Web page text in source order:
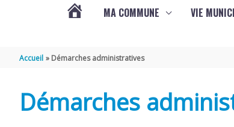
MA COMMUNE VIE
Accueil Démarches administratives
Démarches